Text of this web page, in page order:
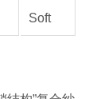
Soft